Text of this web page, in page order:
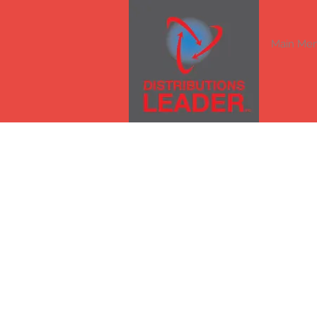
Main